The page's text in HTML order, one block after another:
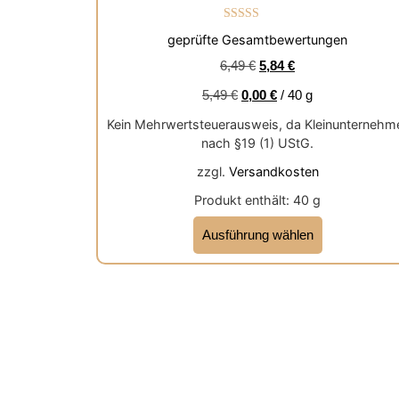
Bewertet mit
5.00
geprüfte Gesamtbewertungen
6,49€ 5,84€
5,49€ 0,00 € / 40 g
Kein Mehrwertsteuerausweis, da
nach §19 (1) UStG.
zzgl. Versandkosten
Produkt enthält: 40 g
Ausführung wählen